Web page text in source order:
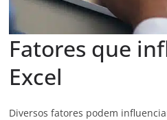
Fatores que
Excel
Diversos fatores podem